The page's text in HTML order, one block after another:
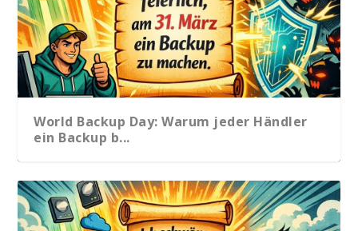
World Backup Day: Warum jeder Händler
ein Backup b...